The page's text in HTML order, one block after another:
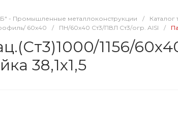
- Промышленные металлоконструкции / Каталог
60х40
/ ПН/60х40 Ст3/ПВЛ Ст3/огр. AISI /
1156/
38,1х1,5